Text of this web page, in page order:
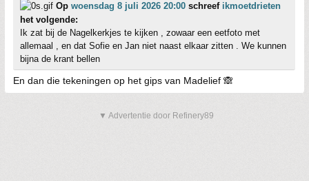
Op woensdag 8 juli 2026 20:00 schreef ikmoetdrieten
het volgende:
Ik zat bij de Nagelkerkjes te kijken , zowaar een eetfoto met
allemaal , en dat Sofie en Jan niet naast elkaar zitten . We kunnen
bijna de krant bellen
En dan die tekeningen op het gips van Madelief 🙈
▼ Advertentie door Refinery89